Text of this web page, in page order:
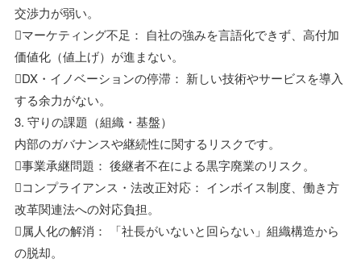
交渉力が弱い。
マーケティング不足： 自社の強みを言語化できず、高付加
価値化（値上げ）が進まない。
DX・イノベーションの停滞： 新しい技術やサービスを導入
する余力がない。
3. 守りの課題（組織・基盤）
内部のガバナンスや継続性に関するリスクです。
事業承継問題： 後継者不在による黒字廃業のリスク。
コンプライアンス・法改正対応： インボイス制度、働き方
改革関連法への対応負担。
属人化の解消： 「社長がいないと回らない」組織構造から
の脱却。